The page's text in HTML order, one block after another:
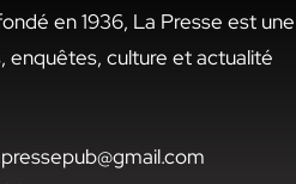
en 1936, La Presse est
enquêtes, culture et actualité